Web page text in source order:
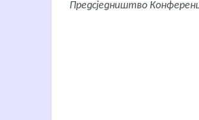
Предсједништво